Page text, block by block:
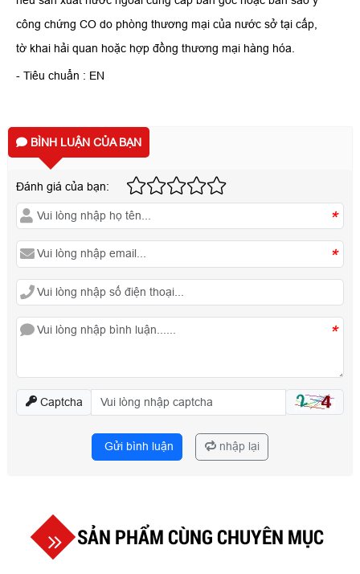
công chứng CO do phòng thương mại của nước sở tại cấp,
tờ khai hải quan hoặc hợp đồng thương mại hàng hóa.
- Tiêu chuẩn : EN
BÌNH LUẬN CỦA BẠN
Đánh giá của bạn:
*
*
*
Captcha
Gửi bình luận nhập lại
SẢN PHẨM CÙNG CHUYÊN MỤC